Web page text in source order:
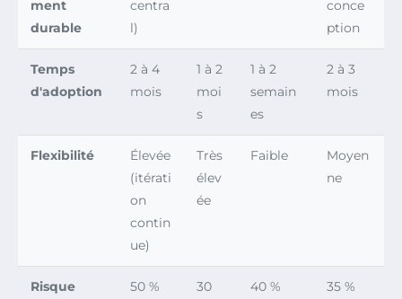
ment
durable
centra
l)
conce
ption
Temps
d'adoption
2 à 4
mois
1 à 2
moi
s
1 à 2
semain
es
2 à 3
mois
Flexibilité
Élevée
(itérati
on
contin
ue)
Très
élev
ée
Faible
Moyen
ne
Risque
50 %
30
40 %
35 %